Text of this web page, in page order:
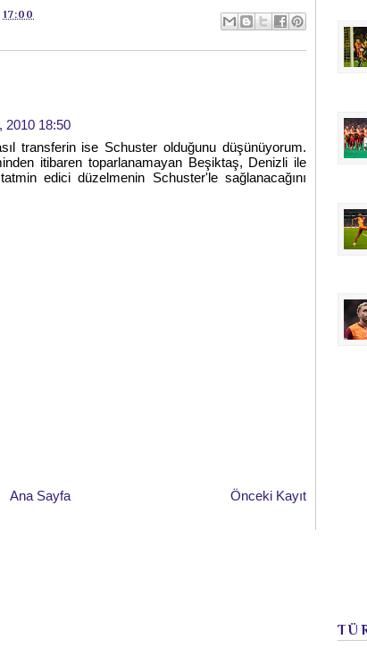
17:00
2010 18:50
transferin ise Schuster olduğunu düşünüyorum.
itibaren toparlanamayan Beşiktaş, Denizli ile
edici düzelmenin Schuster'le sağlanacağını
Önceki Kayıt
Ana Sayfa